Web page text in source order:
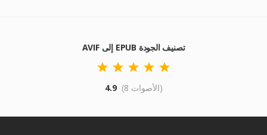
AVIF إلى EPUB تصنيف الجودة
4.9 (8 الأصوات)